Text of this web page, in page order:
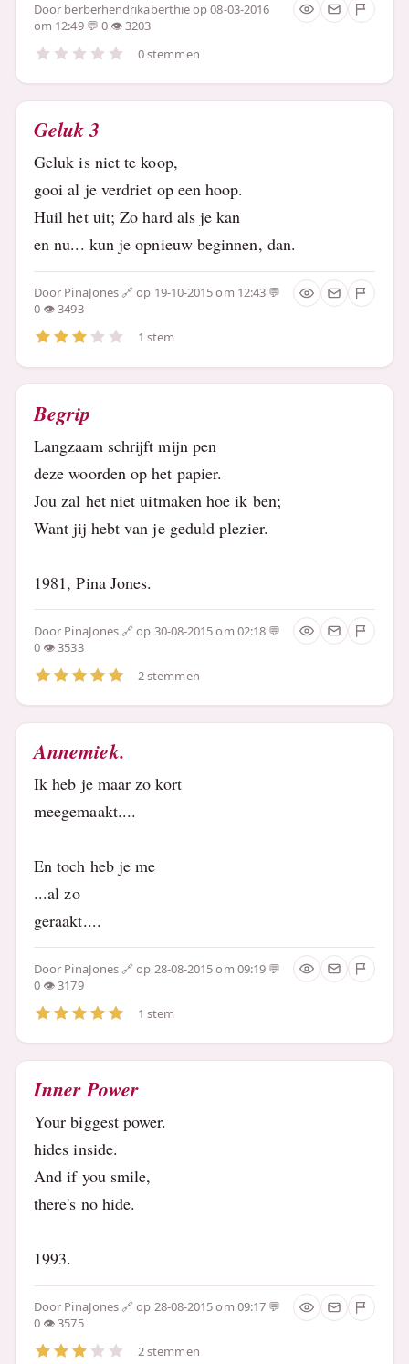
Door berberhendrikaberthieop 08-03-2016
om 12:49
0
3203
0 stemmen
Geluk 3
Geluk is niet te koop,
gooi al je verdriet op een hoop.
Huil het uit; Zo hard als je kan
en nu... kun je opnieuw beginnen, dan.
Door PinaJones
op 19-10-2015 om 12:43
0
3493
1 stem
Begrip
Langzaam schrijft mijn pen
deze woorden op het papier.
Jou zal het niet uitmaken hoe ik ben;
Want jij hebt van je geduld plezier.
1981, Pina Jones.
Door PinaJones
op 30-08-2015 om 02:18
0
3533
2 stemmen
Annemiek.
Ik heb je maar zo kort
meegemaakt....
En toch heb je me
...al zo
geraakt....
Door PinaJones
op 28-08-2015 om 09:19
0
3179
1 stem
Inner Power
Your biggest power.
hides inside.
And if you smile,
there's no hide.
1993.
Door PinaJones
op 28-08-2015 om 09:17
0
3575
2 stemmen